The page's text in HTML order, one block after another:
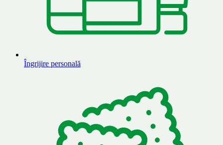
Îngrijire personală